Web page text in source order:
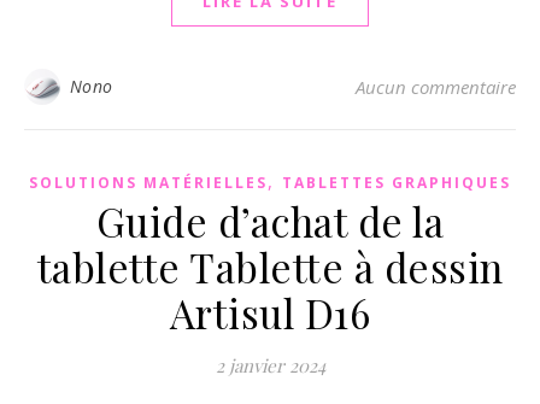
Nono Aucun commentaire
SOLUTIONS MATÉRIELLES, TABLETTES GRAPHIQUES
Guide d’achat de la
tablette Tablette à dessin
Artisul D16
2 janvier 2024